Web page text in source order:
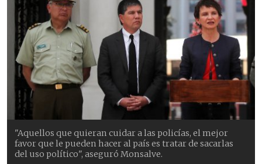
"Aquellos que quieran cuidar a las policías, el mejor
favor que le pueden hacer al país es tratar de sacarlas
del uso político", aseguró Monsalve.